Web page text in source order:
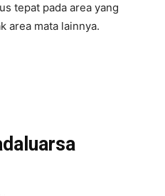
tepat pada area yang
area mata lainnya.